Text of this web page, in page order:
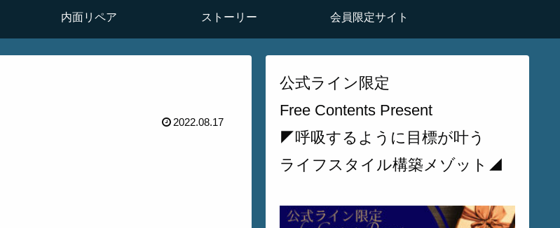
内面リペア ストーリー 会員限定サイト
2022.08.17
公式ライン限定
Free Contents Present
◤呼吸するように目標が叶う
ライフスタイル構築メゾット◢